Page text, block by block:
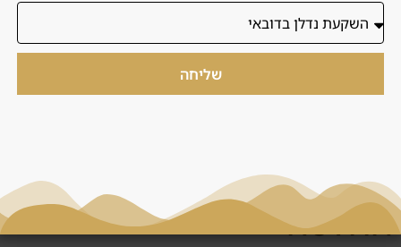
טעויות נפוצות כוללות קנייה לפי תמונות, הסתמכות על תשואה
ברוטו, התעלמות מדמי שירות, בחירת אזור בלי להבין שוכר טבעי,
קנייה בגלל לחץ זמן, חוסר בדיקה של יזם, אי הבנת חוזה, וחוסר
תוכנית ניהול. המטרה של דנסיה היא להכניס סדר לפני שהלקוח
שאלות שצריך לשאול לפני
החלטה
שליחה